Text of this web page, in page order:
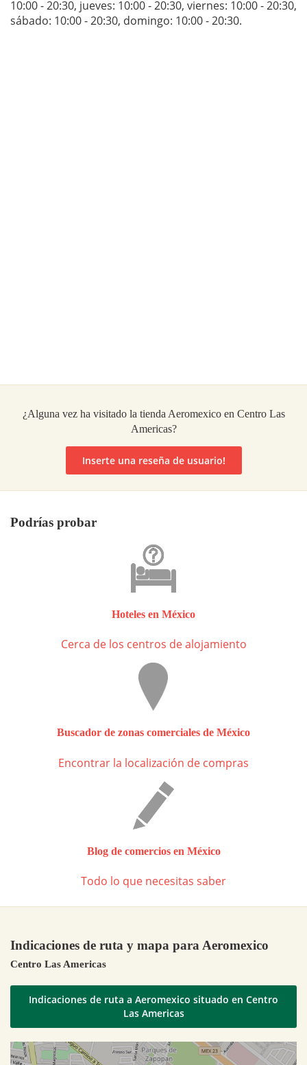
10:00 - 20:30, jueves: 10:00 - 20:30, viernes: 10:00 - 20:30,
sábado: 10:00 - 20:30, domingo: 10:00 - 20:30.
¿Alguna vez ha visitado la tienda Aeromexico en Centro Las
Americas?
Inserte una reseña de usuario!
Podrías probar
Hoteles en México
Cerca de los centros de alojamiento
Buscador de zonas comerciales de México
Encontrar la localización de compras
Blog de comercios en México
Todo lo que necesitas saber
Indicaciones de ruta y mapa para Aeromexico
Centro Las Americas
Indicaciones de ruta a Aeromexico situado en Centro
Las Americas